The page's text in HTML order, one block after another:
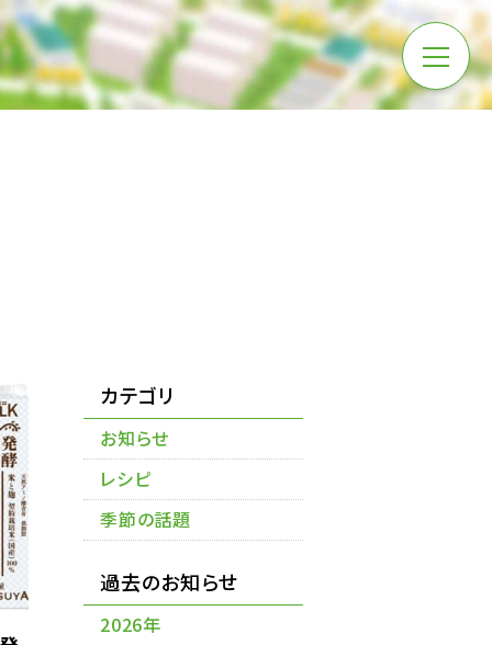
カテゴリ
お知らせ
レシピ
季節の話題
過去のお知らせ
2026年